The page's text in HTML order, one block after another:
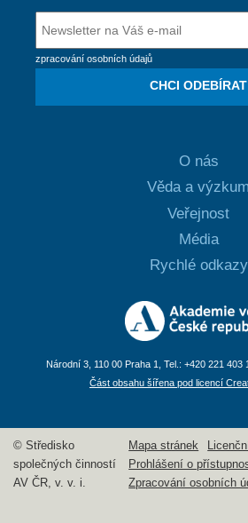
zpracování osobních údajů
CHCI ODEBÍRAT
O nás
Věda a výzkum
Veřejnost
Média
Rychlé odkazy
Národní 3, 110 00 Praha 1, Tel.: +420 221 403
Část obsahu šířena pod licencí
© Středisko
společných činností
AV ČR, v. v. i.
Mapa stránek
Prohlášení o
Zpracování osobních